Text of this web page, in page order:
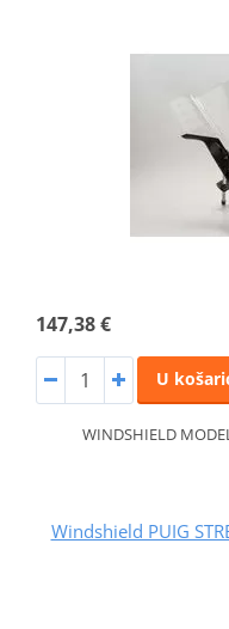
147,38 €
U
WINDSHIELD
Windshield PUIG